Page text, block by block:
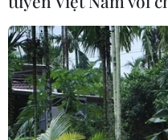
Thêm 10.585 ca
14.189 bệnh nhân
15/09/2021 12:23